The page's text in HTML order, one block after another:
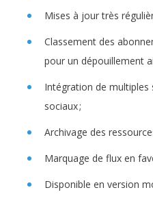
Mises à jour très
Classement des
pour un dépouillement
Intégration de multiples
sociaux ;
Archivage des
Marquage de flux en
Disponible en version